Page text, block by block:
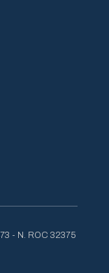
- N. ROC 32375